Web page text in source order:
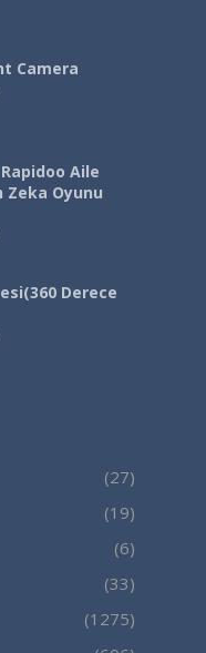
Camera
Aile
Oyunu
Derece
(27)
(19)
(6)
(33)
(1275)